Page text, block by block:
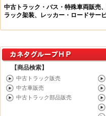
【商品検索】
中古トラック販売
中古車販売
中古トラック部品販売